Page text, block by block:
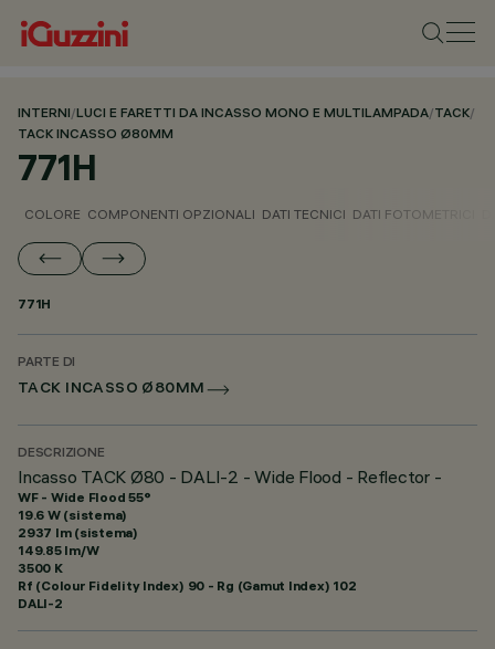
INTERNI/LUCI E FARETTI DA INCASSO MONO E MULTILAMPADA/TACK/
TACK INCASSO Ø80MM
771H
COLORE COMPONENTI OPZIONALI DATI TECNICI DATI FOTOMETRICI
771H
PARTE DI
TACK INCASSO Ø80MM
DESCRIZIONE
Incasso TACK Ø80 - DALI-2 - Wide Flood - Reflector -
WF - Wide Flood 55°
19.6 W (sistema)
2937 lm (sistema)
149.85 lm/W
3500 K
Rf (Colour Fidelity Index) 90 - Rg (Gamut Index) 102
DALI-2